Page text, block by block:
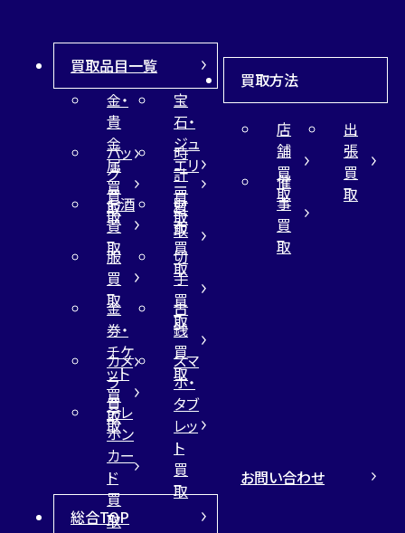
買取品目一覧
金・
貴
金
属
買
取
宝
石・
ジュ
エリ
ー
買
取
バッ
グ
買
取
時
計
買
取
お酒
買
取
財
布
買
取
服
買
取
切
手
買
取
金
券・
チケ
ット
買
取
古
銭
買
取
カメ
ラ
買
取
スマ
ホ・
タブ
レッ
ト
買
取
テレ
ホン
カー
ド
買
取
買取方法
店
舗
買
取
出
張
買
取
催
事
買
取
総合TOP
お問い合わせ